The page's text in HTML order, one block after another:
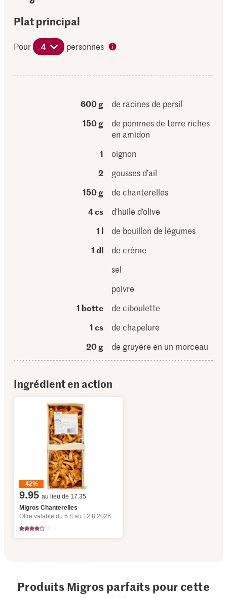
Plat principal
Pour 4 personnes
600 g
de racines de persil
150 g
de pommes de terre riches
en amidon
1
oignon
2
gousses d’ail
150 g
de chanterelles
4 cs
d’huile d’olive
1 l
de bouillon de légumes
1 dl
de crème
sel
poivre
1 botte
de ciboulette
1 cs
de chapelure
20 g
de gruyère en un morceau
Ingrédient en action
42%
9.95 au lieu de 17.35
Migros Chanterelles
Offre valable du 6.8 au 12.8.2026, jusqu’à épuisement du stock.
Produits Migros parfaits pour cette